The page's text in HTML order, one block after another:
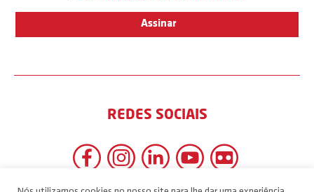
REDES SOCIAIS